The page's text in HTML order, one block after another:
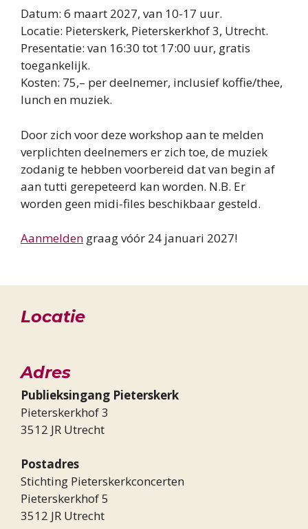
Datum: 6 maart 2027, van 10-17 uur.
Locatie: Pieterskerk, Pieterskerkhof 3, Utrecht.
Presentatie: van 16:30 tot 17:00 uur, gratis
toegankelijk.
Kosten: 75,– per deelnemer, inclusief koffie/thee,
lunch en muziek.
Door zich voor deze workshop aan te melden
verplichten deelnemers er zich toe, de muziek
zodanig te hebben voorbereid dat van begin af
aan tutti gerepeteerd kan worden. N.B. Er
worden geen midi-files beschikbaar gesteld.
Aanmelden graag vóór 24 januari 2027!
Locatie
Adres
Publieksingang Pieterskerk
Pieterskerkhof 3
3512 JR Utrecht
Postadres
Stichting Pieterskerkconcerten
Pieterskerkhof 5
3512 JR Utrecht